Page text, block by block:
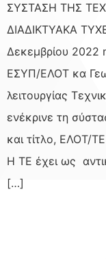
ΣΥΣΤΑΣΗ ΤΗΣ
ΔΙΑΔΙΚΤΥΑΚΑ
Δεκεμβρίου 2022
ΕΣΥΠ/ΕΛΟΤ κα
λειτουργίας
ενέκρινε τη
και τίτλο, ΕΛΟΤ/
Η ΤΕ έχει ως
[…]